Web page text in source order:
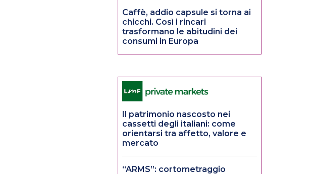
Caffè, addio capsule si torna ai
chicchi. Così i rincari
trasformano le abitudini dei
consumi in Europa
Il patrimonio nascosto nei
cassetti degli italiani: come
orientarsi tra affetto, valore e
mercato
“ARMS”: cortometraggio